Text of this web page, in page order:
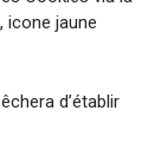
icone jaune
d’établir